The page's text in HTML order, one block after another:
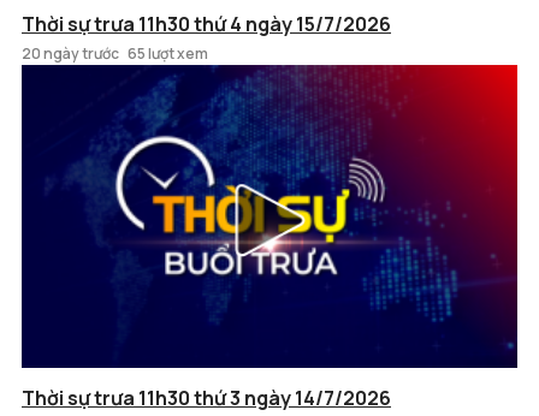
Thời sự trưa 11h30 thứ 4 ngày 15/7/2026
20 ngày trước 65 lượt xem
Thời sự trưa 11h30 thứ 3 ngày 14/7/2026